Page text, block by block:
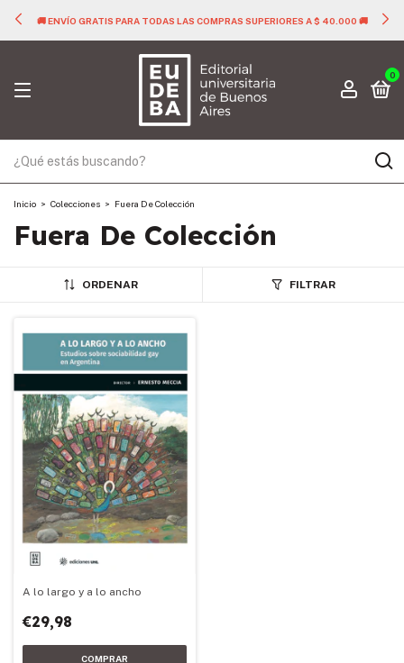
🚚 ENVÍO GRATIS PARA TODAS LAS COMPRAS SUPERIORES A $ 40.000 🚚
0
Inicio > Colecciones > Fuera De Colección
Fuera De Colección
ORDENAR FILTRAR
A lo largo y a lo ancho
€29,98